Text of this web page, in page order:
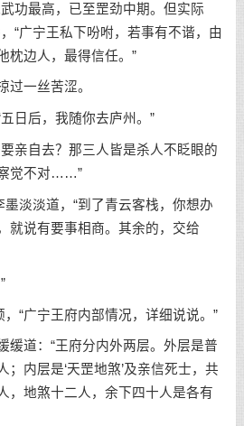
最高，已至罡劲中期。但实际
“广宁王私下吩咐，若事有不谐，由
枕边人，最得信任。”
一丝苦涩。
后，我随你去庐州。”
自去？那三人皆是杀人不眨眼的
觉不对……”
淡淡道，“到了青云客栈，你想办
就说有要事相商。其余的，交给
“广宁王府内部情况，详细说说。”
道：“王府分内外两层。外层是普
；内层是‘天罡地煞’及亲信死士，共
，地煞十二人，余下四十人是各有